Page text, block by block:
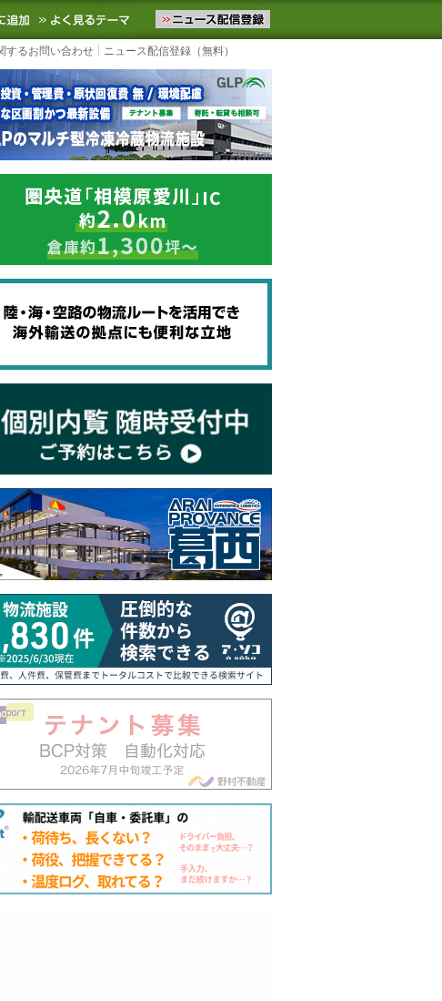
流ニュースをお届けします。物流ニュースメール配信を登録す
お気に入りに追加 よく見るテーマ
するお問い合わせ ニュース配信登録（無料）